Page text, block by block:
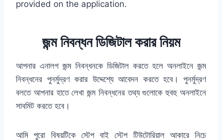
provided on the application.
জন্ম নিবন্ধন ডিজিটাল করার নিয়ম
আপনার এনালগ জন্ম নিবন্ধনকে ডিজিটাল করতে হলে অনলাইনে জন্ম
নিবন্ধনের পুনর্মুদ্রণ করার উদ্দেশ্যে আবেদন করতে হবে। পুনর্মুদ্রণ
বলতে আপনার হাতে লেখা জন্ম নিবন্ধনের তথ্য গুলোকে হুবহু অনলাইনে
সাবমিট করতে হবে।
আমি পুরো বিষয়টিকে স্টেপ বাই স্টেপ টিউটোরিয়াল আকারে নিচে